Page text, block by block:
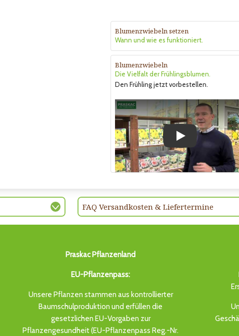
Blumenzwiebeln setzen
Wann und wie es funktioniert.
Blumenzwiebeln
Die Vielfalt der Frühlingsblumen.
Den Frühling jetzt vorbestellen.
Play
FAQ Versandkosten & Liefertermine
Praskac Pflanzenland
EU-Pflanzenpass:
Unsere Pflanzen stammen aus kontrollierter
Baumschulproduktion und erfüllen die
gesetzlichen EU-Vorgaben zur
Pflanzengesundheit (EU-Pflanzenpass Reg.-Nr.